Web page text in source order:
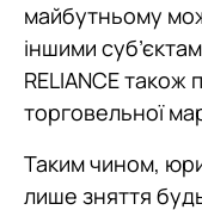
майбутньому
іншими
RELIANCE
торговельної
Таким чином,
лише зняття